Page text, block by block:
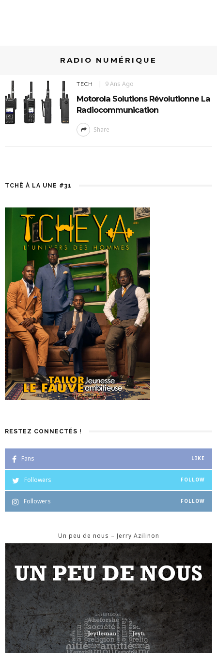
RADIO NUMÉRIQUE
TECH 9 Ans Ago
Motorola Solutions Révolutionne La
Radiocommunication
Share
TCHÊ À LA UNE #31
RESTEZ CONNECTÉS !
Fans LIKE
Followers FOLLOW
Followers FOLLOW
Un peu de nous – Jerry Azilinon